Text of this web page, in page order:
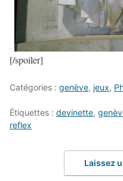
[/spoiler]
Catégories : genève, jeux,
Étiquettes : devinette,
reflex
Laissez